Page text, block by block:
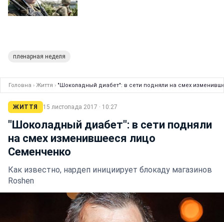
пленарная неделя
Головна › Життя › "Шоколадный диабет": в сети подняли на смех
ЖИТТЯ 15 листопада 2017 · 10:27
"Шоколадный диабет": в сети подняли
на смех изменившееся лицо
Семенченко
Как известно, нардеп инициирует блокаду магазинов
Roshen